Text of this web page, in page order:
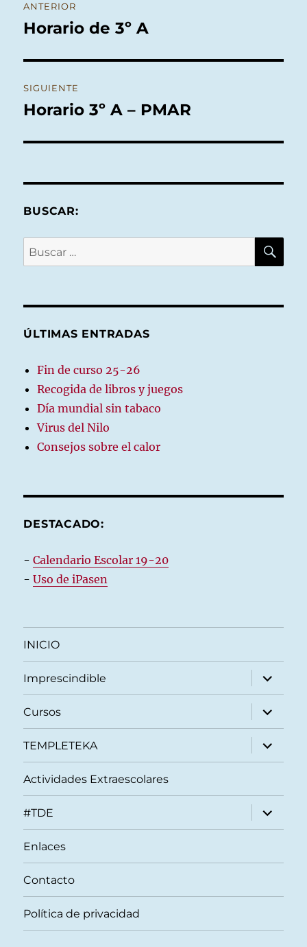
de
ANTERIOR
Entrada
Horario de 3º A
SIGUIENTE
Entrada
Horario 3º A – PMAR
BUSCAR:
Buscar
por:
ÚLTIMAS ENTRADAS
Fin de curso 25-26
Recogida de libros y juegos
Día mundial sin tabaco
Virus del Nilo
Consejos sobre el calor
DESTACADO:
-Calendario Escolar 19-20
-Uso de iPasen
INICIO
Imprescindible
expande
el
menú
inferior
Cursos
expande
el
menú
inferior
TEMPLETEKA
expande
el
menú
Actividades Extraescolares
#TDE
expande
el
menú
Enlaces
Contacto
Política de privacidad